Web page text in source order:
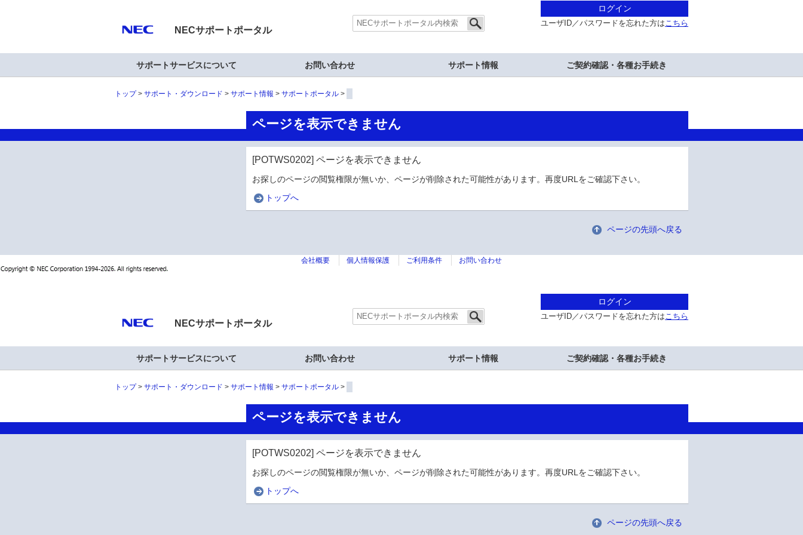
NECサポートポータル
ログイン
ユーザID／パスワードを忘れた方はこちら
サポートサービスについて お問い合わせ サポート情報 ご契約確認・各種お手続き
トップ サポート・ダウンロード サポート情報 サポートポータル
ページを表示できません
[POTWS0202] ページを表示できません
お探しのページの閲覧権限が無いか、ページが削除された可能性があります。再度URLをご確認下さい。
トップへ
ページの先頭へ戻る
会社概要 個人情報保護 ご利用条件 お問い合わせ
NECサポートポータル
ログイン
ユーザID／パスワードを忘れた方はこちら
サポートサービスについて お問い合わせ サポート情報 ご契約確認・各種お手続き
トップ サポート・ダウンロード サポート情報 サポートポータル
ページを表示できません
[POTWS0202] ページを表示できません
お探しのページの閲覧権限が無いか、ページが削除された可能性があります。再度URLをご確認下さい。
トップへ
ページの先頭へ戻る